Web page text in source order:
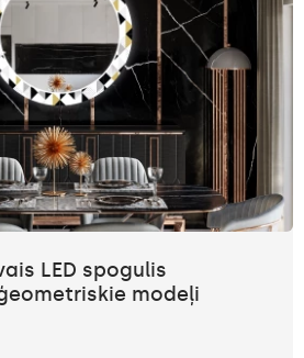
LED spogulis
modeļi